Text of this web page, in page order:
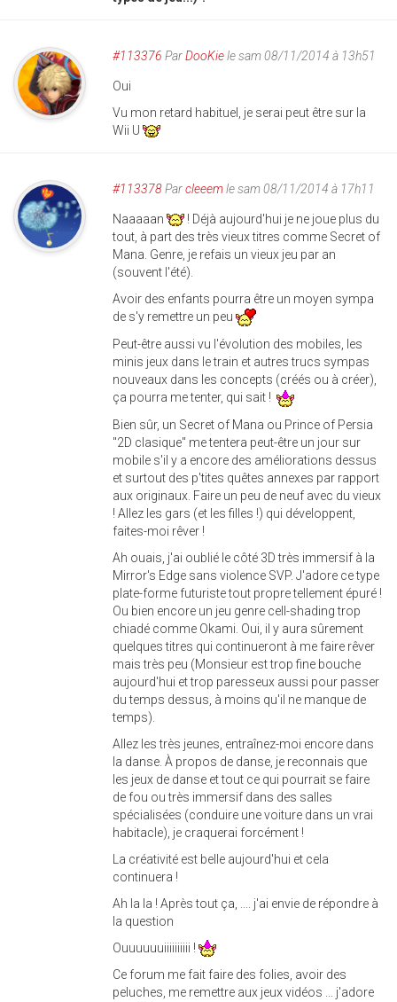
#113376 ParDooKiele sam 08/11/2014 à 13h51
Oui
Vu mon retard habituel, je serai peut être sur la
Wii U
#113378Parcleeemle sam 08/11/2014 à 17h11
Naaaaan
! Déjà aujourd'hui je ne joue plus du
tout, à part des très vieux titres comme Secret of
Mana. Genre, je refais un vieux jeu par an
(souvent l'été).
Avoir des enfants pourra être un moyen sympa
de s'y remettre un peu
Peut-être aussi vu l'évolution des mobiles, les
minis jeux dans le train et autres trucs sympas
nouveaux dans les concepts (créés ou à créer),
ça pourra me tenter, qui sait !
Bien sûr, un Secret of Mana ou Prince of Persia
"2D clasique" me tentera peut-être un jour sur
mobile s'il y a encore des améliorations dessus
et surtout des p'tites quêtes annexes par rapport
aux originaux. Faire un peu de neuf avec du vieux
! Allez les gars (et les filles !) qui développent,
faites-moi rêver !
Ah ouais, j'ai oublié le côté 3D très immersif à la
Mirror's Edge sans violence SVP. J'adore ce type
plate-forme futuriste tout propre tellement épuré !
Ou bien encore un jeu genre cell-shading trop
chiadé comme Okami. Oui, il y aura sûrement
quelques titres qui continueront à me faire rêver
mais très peu (Monsieur est trop fine bouche
aujourd'hui et trop paresseux aussi pour passer
du temps dessus, à moins qu'il ne manque de
temps).
Allez les très jeunes, entraînez-moi encore dans
la danse. À propos de danse, je reconnais que
les jeux de danse et tout ce qui pourrait se faire
de fou ou très immersif dans des salles
spécialisées (conduire une voiture dans un vrai
habitacle), je craquerai forcément !
La créativité est belle aujourd'hui et cela
continuera !
Ah la la ! Après tout ça, .... j'ai envie de répondre à
la question
Ouuuuuuiiiiiiiiii !
Ce forum me fait faire des folies, avoir des
peluches, me remettre aux jeux vidéos ... j'adore